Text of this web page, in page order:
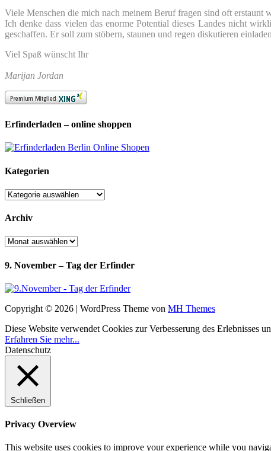
Viele Menschen die mich nach meinem Beruf fragen sind oft erstaunt
Ich denke dass vielen das enorme Potential dieses Landes nicht
geschaffen. Er soll zum stöbern, staunen und regen diskutieren
Viel Spaß wünscht Ihr
Marijan Jordan
Erfinderladen – online shoppen
Kategorien
Kategorien
Archiv
Archiv
9. November – Tag der Erfinder
Copyright © 2026 | WordPress Theme von MH Themes
Diese Website verwendet Cookies zur Verbesserung des Erlebnisses
Erfahren Sie mehr...
Datenschutz
Schließen
Privacy Overview
This website uses cookies to improve your experience while you